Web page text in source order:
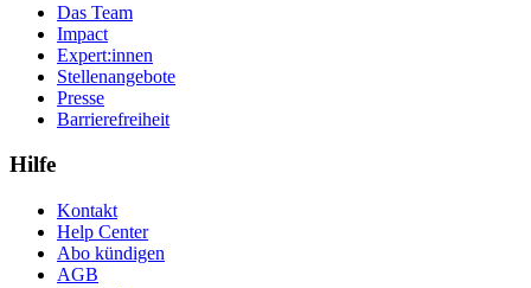
Das Team
Impact
Expert:innen
Stellenangebote
Presse
Barrierefreiheit
Hilfe
Kontakt
Help Center
Abo kündigen
AGB